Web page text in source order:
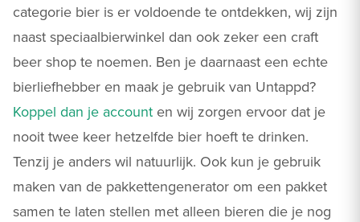
categorie bier is er voldoende te ontdekken, wij zijn
naast speciaalbierwinkel dan ook zeker een craft
beer shop te noemen. Ben je daarnaast een echte
bierliefhebber en maak je gebruik van Untappd?
Koppel dan je account en wij zorgen ervoor dat je
nooit twee keer hetzelfde bier hoeft te drinken.
Tenzij je anders wil natuurlijk. Ook kun je gebruik
maken van de pakkettengenerator om een pakket
samen te laten stellen met alleen bieren die je nog